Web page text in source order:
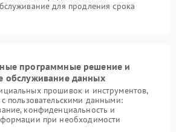
для продления срока
программные решение и
обслуживание данных
прошивок и инструментов,
пользовательскими данными:
конфиденциальность и
при необходимости